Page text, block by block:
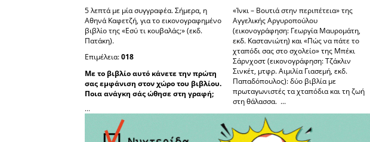
5 λεπτά με μία συγγραφέα. Σήμερα, η
Αθηνά Καφετζή, για το εικονογραφημένο
βιβλίο της «Εσύ τι κουβαλάς;» (εκδ.
Πατάκη).
Επιμέλεια:018
Με το βιβλίο αυτό κάνετε την πρώτη
σας εμφάνιση στoν χώρο του βιβλίου.
Ποια ανάγκη σάς ώθησε στη γραφή;
...
«Ίνκι – Βουτιά στην περιπέτεια» της
Αγγελικής Αργυροπούλου
(εικονογράφηση: Γεωργία Μαυρομάτη,
εκδ. Καστανιώτη) και «Πώς να πάτε το
χταπόδι σας στο σχολείο» της Μπέκι
Σάρνχοστ (εικονογράφηση: Τζάκλιν
Σινκέτ, μτφρ. Αιμιλία Γιασεμή, εκδ.
Παπαδόπουλος): δύο βιβλία με
πρωταγωνιστές τα χταπόδια και τη ζωή
στη θάλασσα. ...